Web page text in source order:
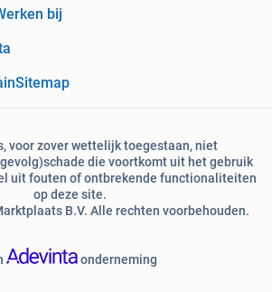
bij
Sitemap
voor zover wettelijk toegestaan, niet
die voortkomt uit het gebruik
uit fouten of ontbrekende functionaliteiten
op deze site.
B.V. Alle rechten voorbehouden.
onderneming